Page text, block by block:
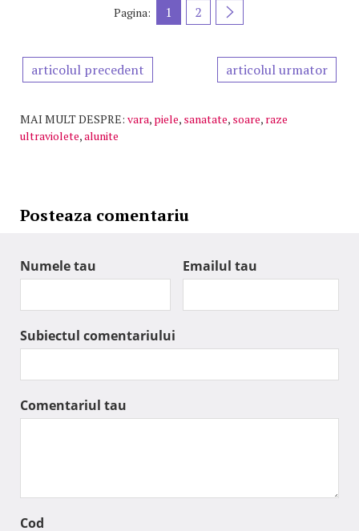
Pagina: 1 2
articolul precedent articolul urmator
MAI MULT DESPRE: vara, piele, sanatate, soare, raze
ultraviolete,alunite
Posteaza comentariu
Numele tau Emailul tau
Subiectul comentariului
Comentariul tau
Cod